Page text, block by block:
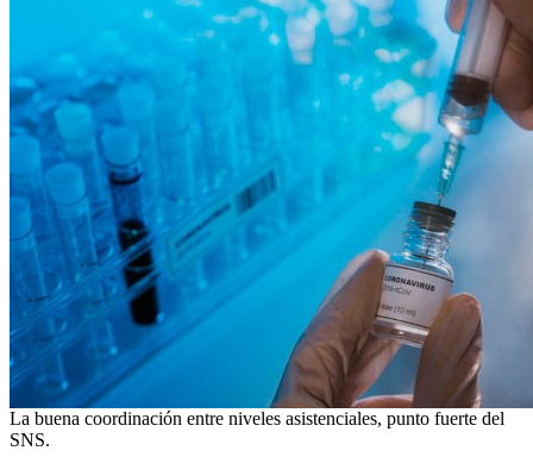
La buena coordinación entre niveles asistenciales, punto fuerte del
SNS.